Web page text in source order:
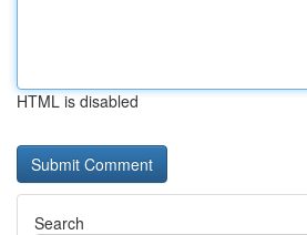
HTML is disabled
Search